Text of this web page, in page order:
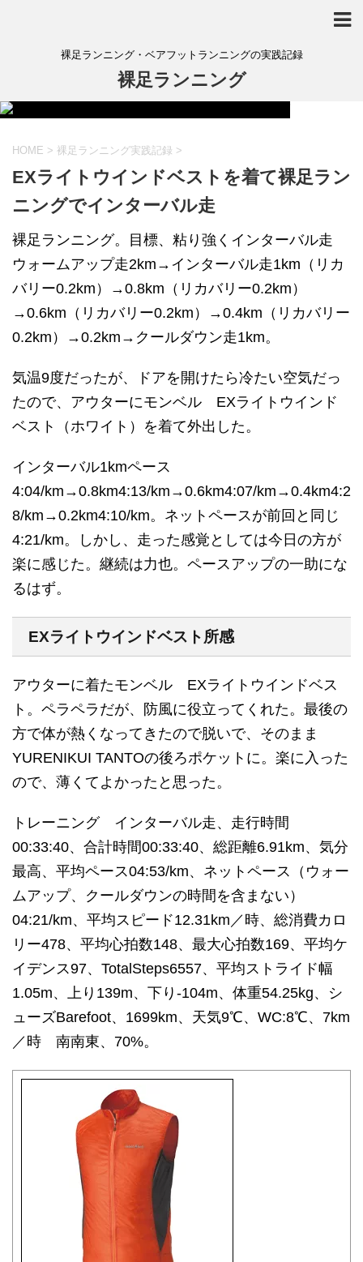
裸足ランニング・ベアフットランニングの実践記録
裸足ランニング
HOME > 裸足ランニング実践記録 >
EXライトウインドベストを着て裸足ラン
ニングでインターバル走
裸足ランニング。目標、粘り強くインターバル走
ウォームアップ走2km→インターバル走1km（リカ
バリー0.2km）→0.8km（リカバリー0.2km）
→0.6km（リカバリー0.2km）→0.4km（リカバリー
0.2km）→0.2km→クールダウン走1km。
気温9度だったが、ドアを開けたら冷たい空気だっ
たので、アウターにモンベル EXライトウインド
ベスト（ホワイト）を着て外出した。
インターバル1kmペース
4:04/km→0.8km4:13/km→0.6km4:07/km→0.4km4:2
8/km→0.2km4:10/km。ネットペースが前回と同じ
4:21/km。しかし、走った感覚としては今日の方が
楽に感じた。継続は力也。ペースアップの一助にな
るはず。
EXライトウインドベスト所感
アウターに着たモンベル EXライトウインドベス
ト。ペラペラだが、防風に役立ってくれた。最後の
方で体が熱くなってきたので脱いで、そのまま
YURENIKUI TANTOの後ろポケットに。楽に入った
ので、薄くてよかったと思った。
トレーニング インターバル走、走行時間
00:33:40、合計時間00:33:40、総距離6.91km、気分
最高、平均ペース04:53/km、ネットペース（ウォー
ムアップ、クールダウンの時間を含まない）
04:21/km、平均スピード12.31km／時、総消費カロ
リー478、平均心拍数148、最大心拍数169、平均ケ
イデンス97、TotalSteps6557、平均ストライド幅
1.05m、上り139m、下り-104m、体重54.25kg、シ
ューズBarefoot、1699km、天気9℃、WC:8℃、7km
／時 南南東、70%。